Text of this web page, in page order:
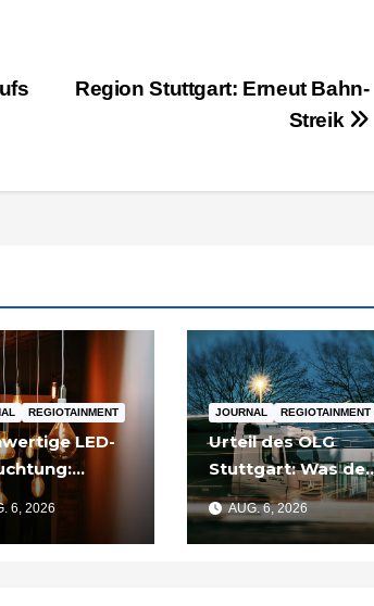
Region Stuttgart: Erneut Bahn-
Streik
REGIOTAINMENT
LED-
sich
nach zwei
rechnet
6, 2026
JOURNAL REGIOTAINMENT
Urteil des OLG
Stuttgart: Was der
Fall um die
Umgehung von
Russland-
AUG. 6, 2026